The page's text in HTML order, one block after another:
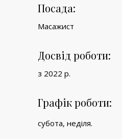
Посада:
Масажист
Досвід роботи:
з 2022 р.
Графік роботи:
субота, неділя.